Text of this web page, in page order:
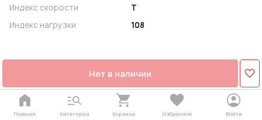
Индекс скорости
T
Индекс нагрузки
108
Нет в наличии
Главная Категории Корзина Избранное Войти